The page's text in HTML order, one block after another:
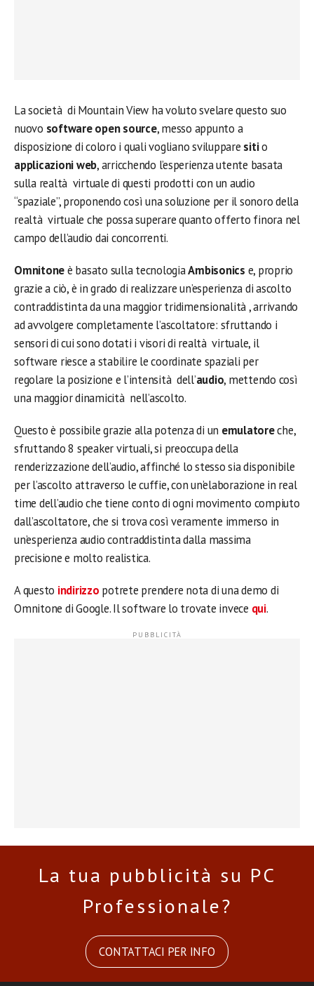
La società di Mountain View ha voluto svelare questo suo
nuovo software open source, messo appunto a
disposizione di coloro i quali vogliano sviluppare sitio
applicazioni web, arricchendo l’esperienza utente basata
sulla realtà virtuale di questi prodotti con un audio
“spaziale”, proponendo così una soluzione per il sonoro della
realtà virtuale che possa superare quanto offerto finora nel
campo dell’audio dai concorrenti.
Omnitoneè basato sulla tecnologiaAmbisonics e, proprio
grazie a ciò, è in grado di realizzare un’esperienza di ascolto
contraddistinta da una maggior tridimensionalità , arrivando
ad avvolgere completamente l’ascoltatore: sfruttando i
sensori di cui sono dotati i visori di realtà virtuale, il
software riesce a stabilire le coordinate spaziali per
regolare la posizione e l’intensità dell’audio, mettendo così
una maggior dinamicità nell’ascolto.
Questo è possibile grazie alla potenza di un emulatoreche,
sfruttando 8 speaker virtuali, si preoccupa della
renderizzazione dell’audio, affinché lo stesso sia disponibile
per l’ascolto attraverso le cuffie, con un’elaborazione in real
time dell’audio che tiene conto di ogni movimento compiuto
dall’ascoltatore, che si trova così veramente immerso in
un’esperienza audio contraddistinta dalla massima
precisione e molto realistica.
A questo indirizzo potrete prendere nota di una demo di
Omnitone di Google. Il software lo trovate invece qui.
La tua pubblicità su PC
Professionale?
CONTATTACI PER INFO